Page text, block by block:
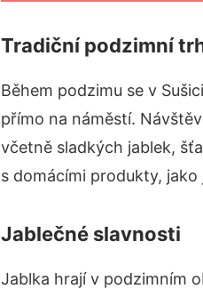
Tradiční podzimní
Během podzimu se v
přímo na náměstí.
včetně sladkých jablek,
s domácími produkty,
Jablečné slavnosti
Jablka hrají v podzimním